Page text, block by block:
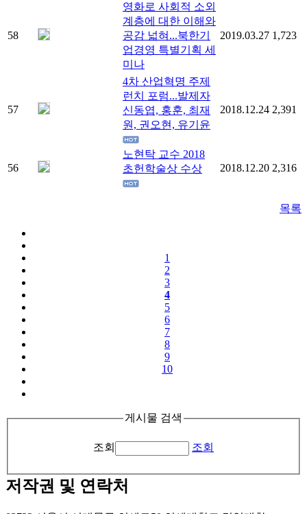
58
영화로 사회적 소외
계층에 대한 이해와
공감 넓혀...북한기
업경영 특별기획 세
미나
2019.03.27 1,723
57
4차 산업혁명 주제
런치 포럼...발제자
신동엽, 홍훈, 최재
원, 권오현, 유기윤
2018.12.24 2,391
56
노현탁 교수 2018
초헌학술상 수상
2018.12.20 2,316
목록
1
2
3
4
5
6
7
8
9
10
게시물 검색
조회 조회
저작권 및 연락처